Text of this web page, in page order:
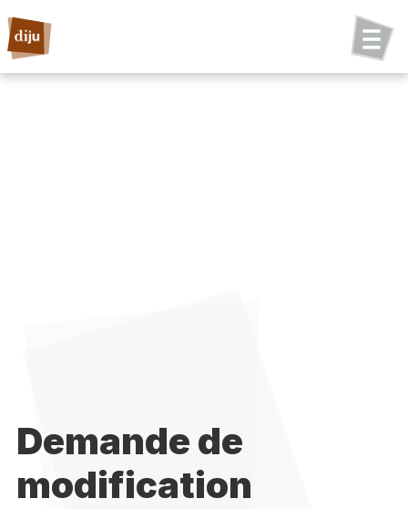
Demande de
modification